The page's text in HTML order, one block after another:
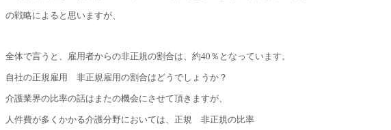
の戦略によると思いますが、
全体で言うと、雇用者からの非正規の割合は、約40％となっています。
自社の正規雇用 非正規雇用の割合はどうでしょうか？
介護業界の比率の話はまたの機会にさせて頂きますが、
人件費が多くかかる介護分野においては、正規 非正規の比率